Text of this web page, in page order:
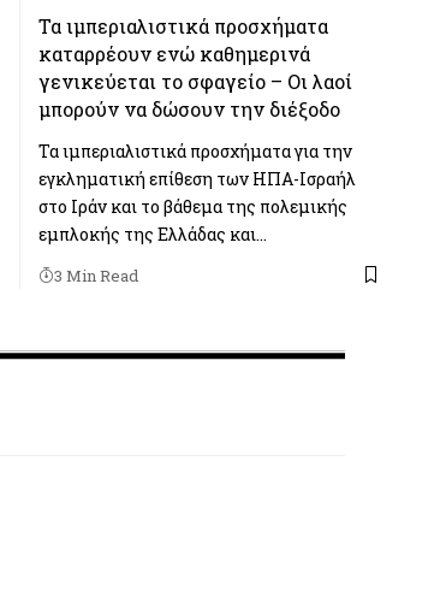
Τα ιμπεριαλιστικά προσχήματα
καταρρέουν ενώ καθημερινά
γενικεύεται το σφαγείο – Οι λαοί
μπορούν να δώσουν την διέξοδο
Τα ιμπεριαλιστικά προσχήματα για την
εγκληματική επίθεση των ΗΠΑ-Ισραήλ
στο Ιράν και το βάθεμα της πολεμικής
εμπλοκής της Ελλάδας και…
3 Min Read